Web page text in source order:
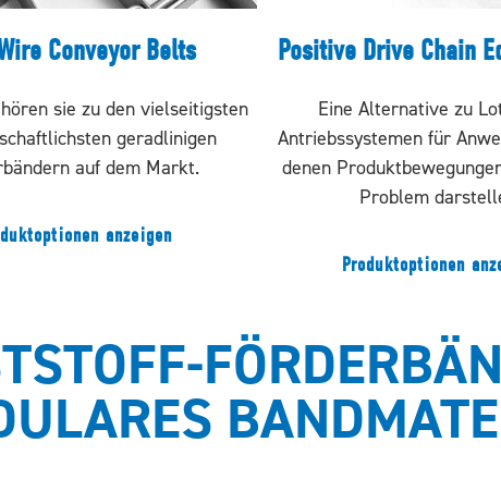
Conveyor Belts
sie zu den vielseitigsten
geradlinigen
auf dem Markt.
anzeigen
Positive Drive Chain
Eine Alternative zu
Antriebssystemen für
denen
Problem
Produktoptionen